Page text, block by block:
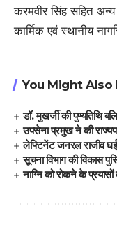
करमवीर सिंह सहित अन्य
कार्मिक एवं स्थानीय
You Might Also
डॉ. मुखर्जी की पुण्यतिथि
उपसेना प्रमुख ने की
लेफ्टिनेंट जनरल राजीव
सूचना विभाग की विकास
नाग्नि को रोकने के